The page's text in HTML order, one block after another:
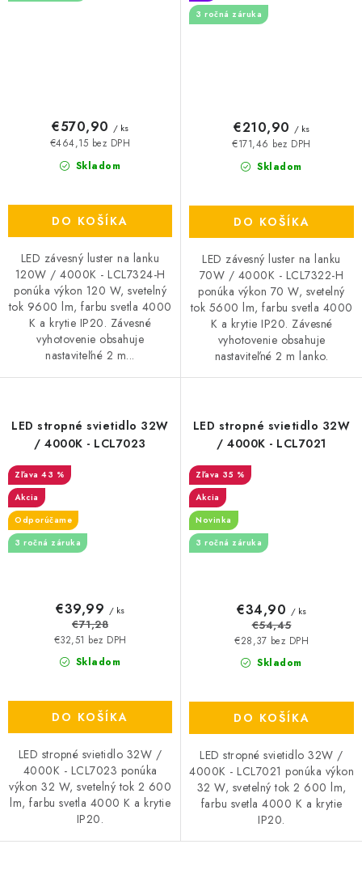
Skladom
€464,15 bez DPH
€570,90 / ks
DO KOŠÍKA
LED závesný luster na lanku
120W / 4000K - LCL7324-H
ponúka výkon 120 W, svetelný
tok 9600 lm, farbu svetla 4000
K a krytie IP20. Závesné
vyhotovenie obsahuje
nastaviteľné 2 m...
3 ročná záruka
Skladom
€171,46 bez DPH
€210,90 / ks
DO KOŠÍKA
LED závesný luster na lanku
70W / 4000K - LCL7322-H
ponúka výkon 70 W, svetelný
tok 5600 lm, farbu svetla 4000
K a krytie IP20. Závesné
vyhotovenie obsahuje
nastaviteľné 2 m lanko.
LED stropné svietidlo 32W
/ 4000K - LCL7023
43 %
Akcia
Odporúčame
3 ročná záruka
Skladom
€32,51 bez DPH
€39,99 / ks
€71,28
DO KOŠÍKA
LED stropné svietidlo 32W /
4000K - LCL7023 ponúka
výkon 32 W, svetelný tok 2 600
lm, farbu svetla 4000 K a krytie
IP20.
LED stropné svietidlo 32W
/ 4000K - LCL7021
35 %
Akcia
Novinka
3 ročná záruka
Skladom
€28,37 bez DPH
€34,90 / ks
€54,45
DO KOŠÍKA
LED stropné svietidlo 32W /
4000K - LCL7021 ponúka výkon
32 W, svetelný tok 2 600 lm,
farbu svetla 4000 K a krytie
IP20.